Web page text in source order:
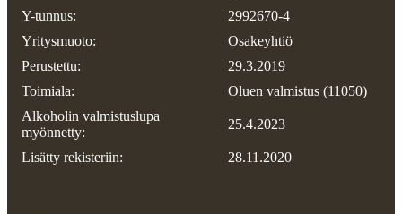
Y-tunnus:
2992670-4
Yritysmuoto:
Osakeyhtiö
Perustettu:
29.3.2019
Toimiala:
Oluen valmistus (11050)
Alkoholin valmistuslupa
myönnetty:
25.4.2023
Lisätty rekisteriin: 28.11.2020